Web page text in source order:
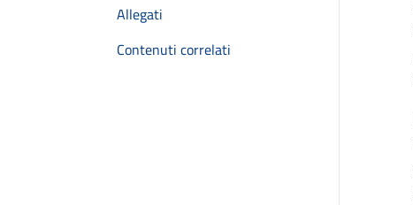
Allegati
Contenuti correlati